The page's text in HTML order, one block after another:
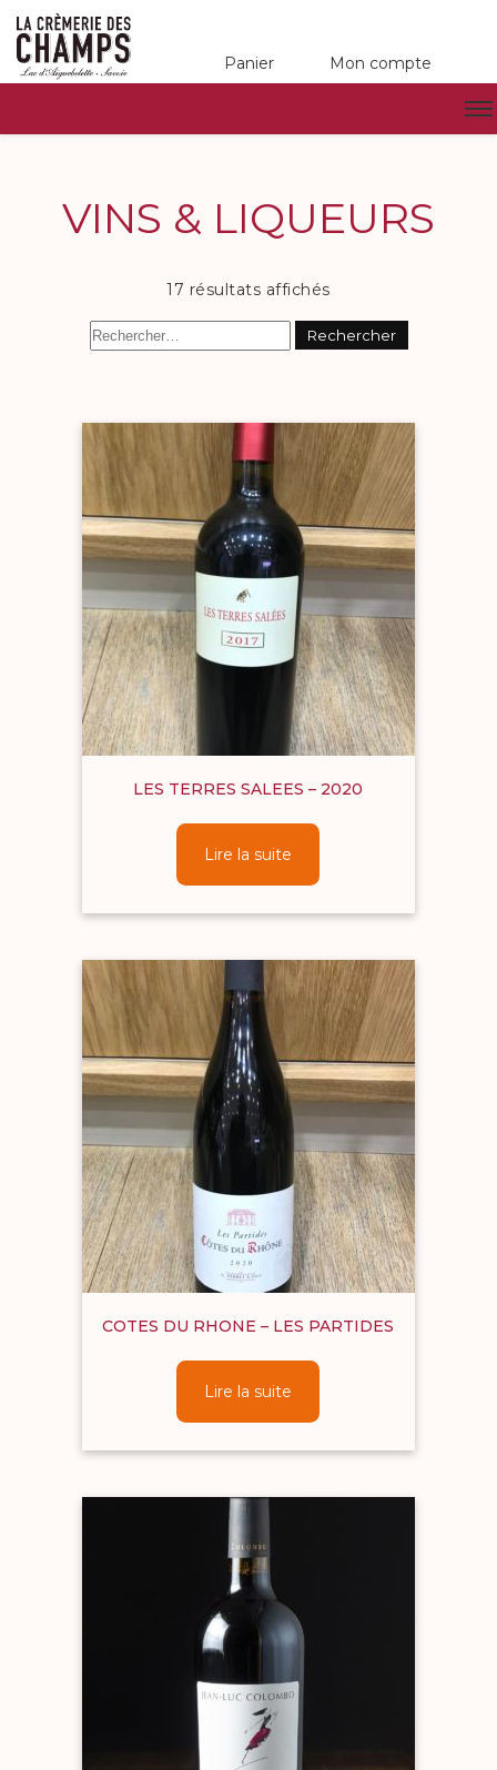
Panier Mon compte
VINS & LIQUEURS
17 résultats affichés
Rechercher :
LES TERRES SALEES – 2020
Lire la suite
COTES DU RHONE – LES PARTIDES
Lire la suite